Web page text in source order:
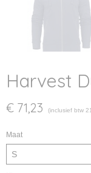
Harvest
€ 71,23 (inclusief btw
Maat